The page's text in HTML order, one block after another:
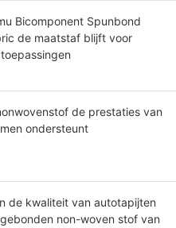
Bicomponent Spunbond
de maatstaf blijft voor
de prestaties van
ondersteunt
de kwaliteit van autotapijten
non-woven stof van